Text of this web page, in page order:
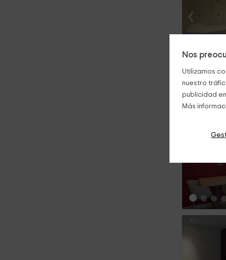
Nos
Utilizamos
nuestro
publicidad
Más
‹